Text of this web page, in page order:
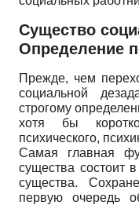
Существо
Определение
Прежде, чем
социальной
строгому
хотя бы
психического,
Самая главная
существа состоит
существа.
первую очередь